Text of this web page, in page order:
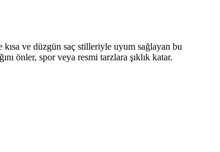
kısa ve düzgün saç stilleriyle uyum sağlayan bu
önler, spor veya resmi tarzlara şıklık katar.